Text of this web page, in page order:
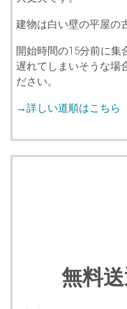
建物は白い壁の平屋の
開始時間の15分前に集
遅れてしまいそうな場
ださい。
→詳しい道順はこちら
無料